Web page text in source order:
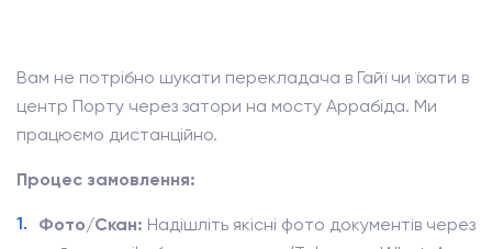
Вам не потрібно шукати перекладача в Гайї чи їхати в
центр Порту через затори на мосту Аррабіда. Ми
працюємо дистанційно.
Процес замовлення:
Фото/Скан: Надішліть якісні фото документів через